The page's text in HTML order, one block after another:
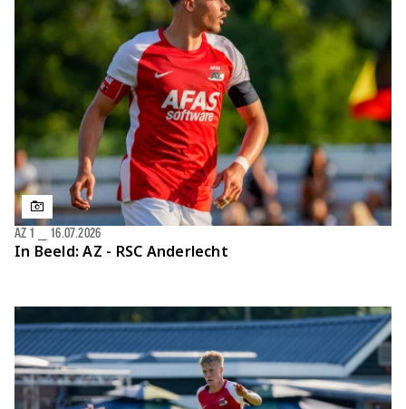
In Beeld: AZ - RSC Anderlecht
AZ 1 16.07.2026